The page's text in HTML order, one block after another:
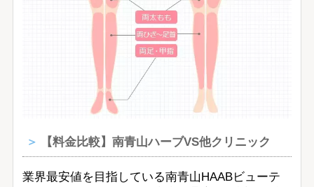
【料金比較】南青山ハーブVS他クリニック
業界最安値を目指している南青山HAABビューテ